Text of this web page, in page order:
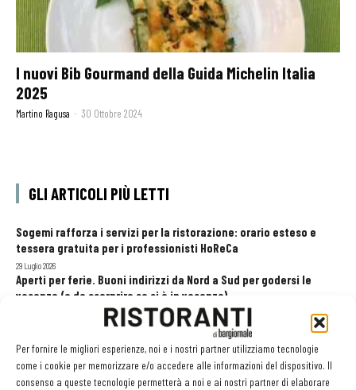
Per fornire le migliori esperienze, noi e i nostri partner utilizziamo tecnologie
come i cookie per memorizzare e/o accedere alle informazioni del dispositivo. Il
consenso a queste tecnologie permetterà a noi e ai nostri partner di elaborare
I nuovi Bib Gourmand della Guida Michelin Italia
2025
Martino Ragusa - 30 Ottobre 2024
GLI ARTICOLI PIÙ LETTI
Sogemi rafforza i servizi per la ristorazione: orario esteso e
tessera gratuita per i professionisti HoReCa
29 Luglio 2026
Aperti per ferie. Buoni indirizzi da Nord a Sud per godersi le
vacanze (o da scorprire se si è in vacanza)
Pos, compagni di gestione. Le ultime soluzioni delle aziende
8 Luglio 2026